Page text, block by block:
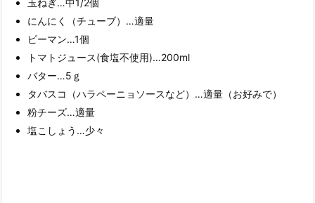
玉ねぎ…中1/2個
にんにく（チューブ）…適量
ピーマン…1個
トマトジュース(食塩不使用)…200ml
バター…5ｇ
タバスコ（ハラペーニョソースなど）…適量（お好みで）
粉チーズ…適量
塩こしょう…少々